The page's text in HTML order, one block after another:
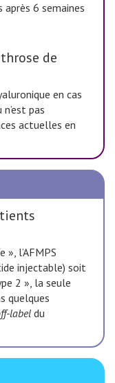
6 semaines
de
en cas
pas
actuelles en
l’AFMPS
injectable) soit
2 », la seule
quelques
label du